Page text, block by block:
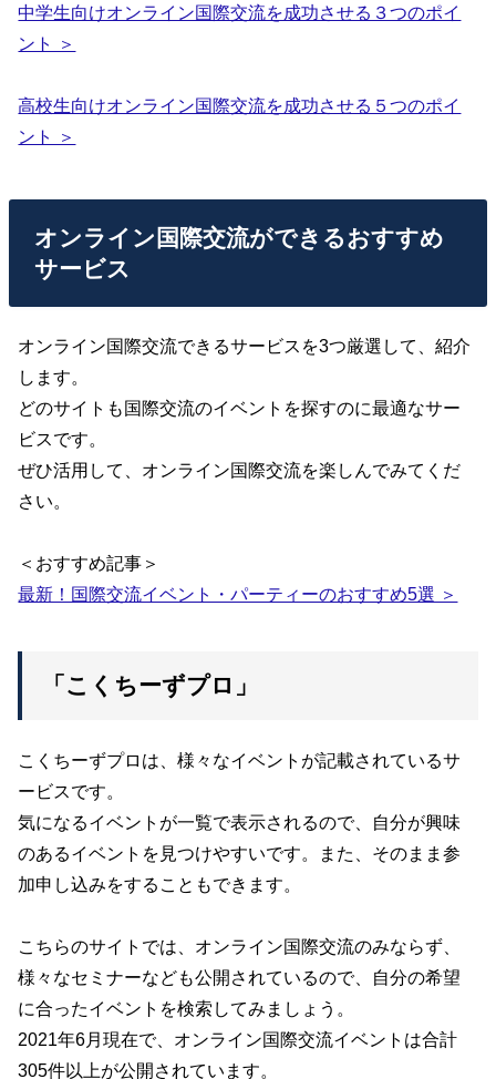
中学生向けオンライン国際交流を成功させる３つのポイ
ント ＞
高校生向けオンライン国際交流を成功させる５つのポイ
ント ＞
オンライン国際交流ができるおすすめ
サービス
オンライン国際交流できるサービスを3つ厳選して、紹介
します。
どのサイトも国際交流のイベントを探すのに最適なサー
ビスです。
ぜひ活用して、オンライン国際交流を楽しんでみてくだ
さい。
＜おすすめ記事＞
最新！国際交流イベント・パーティーのおすすめ5選 ＞
「こくちーずプロ」
こくちーずプロは、様々なイベントが記載されているサ
ービスです。
気になるイベントが一覧で表示されるので、自分が興味
のあるイベントを見つけやすいです。また、そのまま参
加申し込みをすることもできます。
こちらのサイトでは、オンライン国際交流のみならず、
様々なセミナーなども公開されているので、自分の希望
に合ったイベントを検索してみましょう。
2021年6月現在で、オンライン国際交流イベントは合計
305件以上が公開されています。